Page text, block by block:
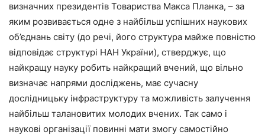
визначних президентів Товариства Макса Планка, – за
яким розвивається одне з найбільш успішних наукових
об’єднань світу (до речі, його структура майже повністю
відповідає структурі НАН України), стверджує, що
найкращу науку робить найкращий вчений, що вільно
визначає напрями досліджень, має сучасну
дослідницьку інфраструктуру та можливість залучення
найбільш талановитих молодих вчених. Так само і
наукові організації повинні мати змогу самостійно